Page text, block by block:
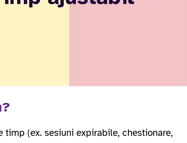
(ex. sesiuni expirabile, chestionare,